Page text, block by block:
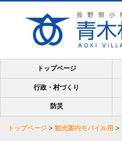
トップページ
行政・村づくり
防災
トップページ > 観光案内モバイル用 >